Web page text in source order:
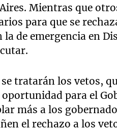
Mientras que
para que se
de emergencia en
se tratarán los vetos,
para el
más a los
el rechazo a los